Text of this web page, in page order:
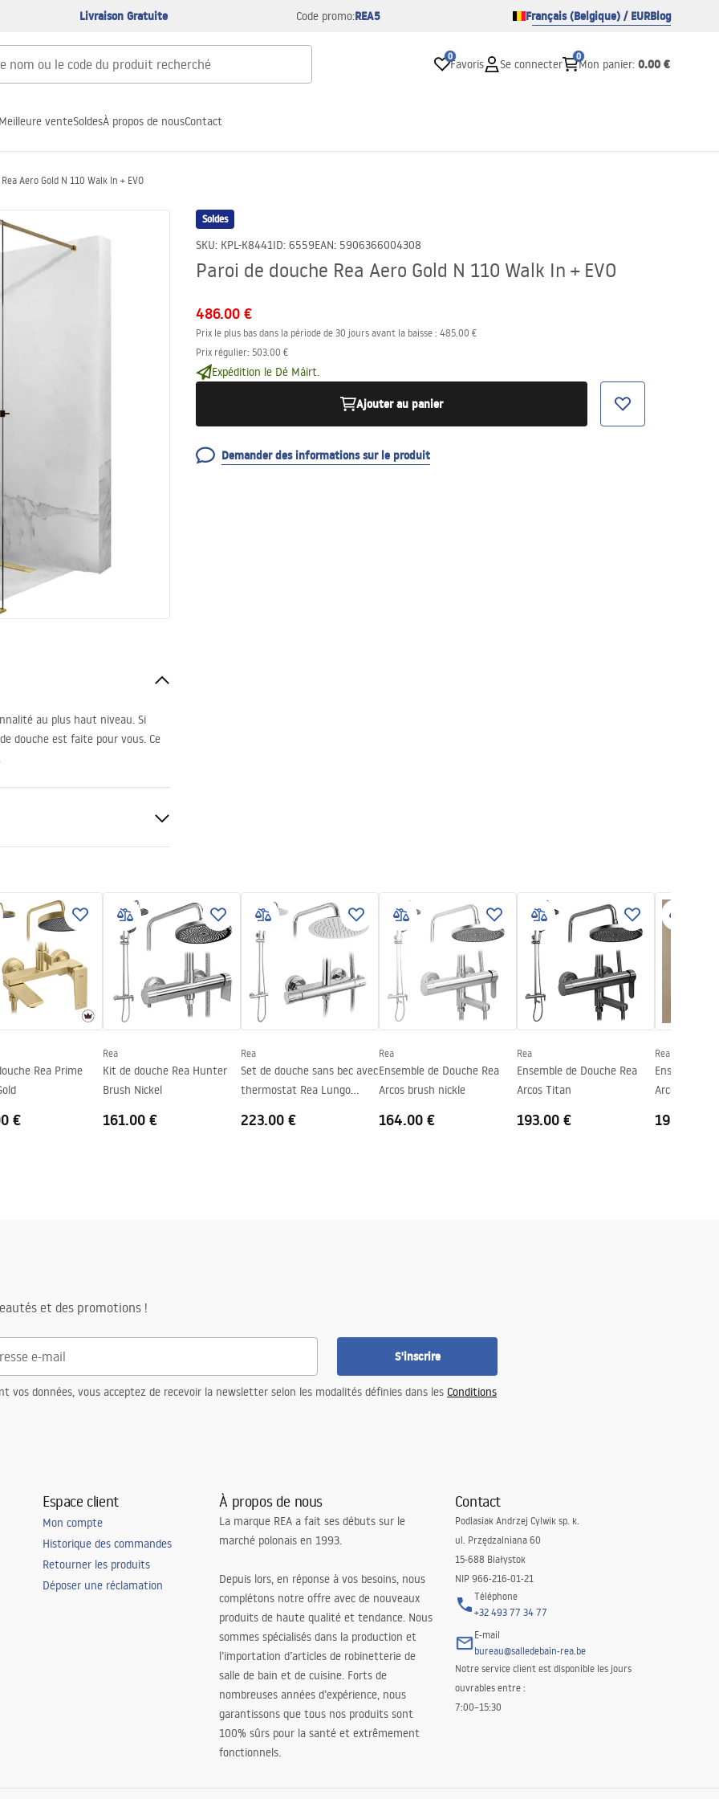
Livraison Gratuite Code promo:REA5 Français (Belgique) / EURBlog
0
Favoris Se connecter
0
Mon panier: 0.00 €
Meilleure venteSoldesÀ propos de nousContact
Aero Gold N 110 Walk In + EVO
Soldes
SKU: KPL-K8441ID: 6559EAN: 5906366004308
Paroi de douche Rea Aero Gold N 110 Walk In + EVO
486.00 €
Prix le plus bas dans la période de 30 jours avant la baisse : 485.00 €
Prix régulier: 503.00 €
Expédition le Dé Máirt.
Ajouter au panier
Demander des informations sur le produit
au plus haut niveau. Si
douche est faite pour vous. Ce
8mm
Rea Prime
€
Rea
Kit de douche Rea Hunter
Brush Nickel
161.00 €
Rea
Set de douche sans bec avec
thermostat Rea Lungo
223.00 €
Rea
Ensemble de Douche Rea
Arcos brush nickle
164.00 €
Rea
Ensemble de Douche Rea
Arcos Titan
193.00 €
Rea
Ensemble de
Arcos brush
198.00 €
et des promotions !
S'inscrire
vos données, vous acceptez de recevoir la newsletter selon les modalités définies dans les Conditions
Espace client
Mon compte
Historique des commandes
Retourner les produits
Déposer une réclamation
À propos de nous
La marque REA a fait ses débuts sur le
marché polonais en 1993.
Depuis lors, en réponse à vos besoins, nous
complétons notre offre avec de nouveaux
produits de haute qualité et tendance. Nous
sommes spécialisés dans la production et
l’importation d’articles de robinetterie de
salle de bain et de cuisine. Forts de
nombreuses années d’expérience, nous
garantissons que tous nos produits sont
100% sûrs pour la santé et extrêmement
fonctionnels.
Contact
Podlasiak Andrzej Cylwik sp. k.
ul. Przędzalniana 60
15-688 Białystok
NIP 966-216-01-21
Téléphone
+32 493 77 34 77
E-mail
bureau@salledebain-rea.be
Notre service client est disponible les jours
ouvrables entre :
7:00–15:30